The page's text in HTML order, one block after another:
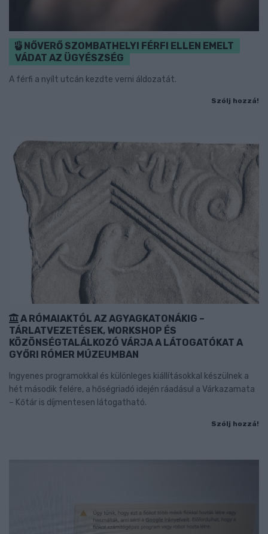
NŐVERŐ SZOMBATHELYI FÉRFI ELLEN EMELT
VÁDAT AZ ÜGYÉSZSÉG
A férfi a nyílt utcán kezdte verni áldozatát.
Szólj hozzá!
A RÓMAIAKTÓL AZ AGYAGKATONÁKIG –
TÁRLATVEZETÉSEK, WORKSHOP ÉS
KÖZÖNSÉGTALÁLKOZÓ VÁRJA A LÁTOGATÓKAT A
GYŐRI RÓMER MÚZEUMBAN
Ingyenes programokkal és különleges kiállításokkal készülnek a
hét második felére, a hőségriadó idején ráadásul a Várkazamata
– Kőtár is díjmentesen látogatható.
Szólj hozzá!